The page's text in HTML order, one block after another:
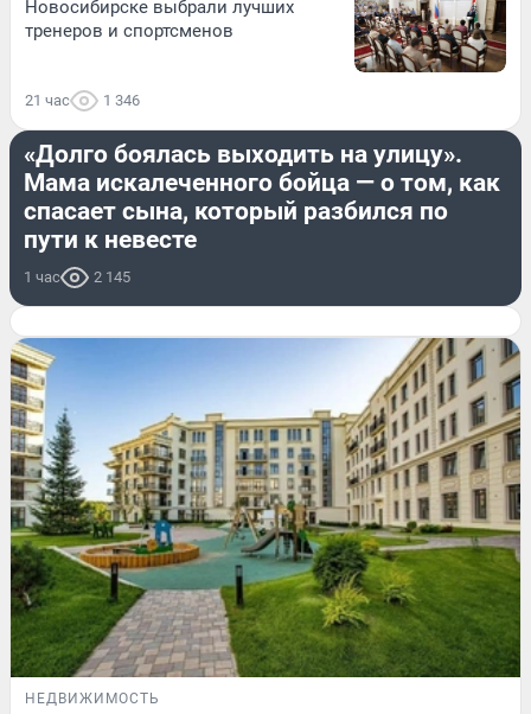
Новосибирске выбрали лучших
тренеров и спортсменов
21 час 1 346
ЗДОРОВЬЕ
«Долго боялась выходить на улицу».
Мама искалеченного бойца — о том, как
спасает сына, который разбился по
пути к невесте
1 час 2 145
НЕДВИЖИМОСТЬ